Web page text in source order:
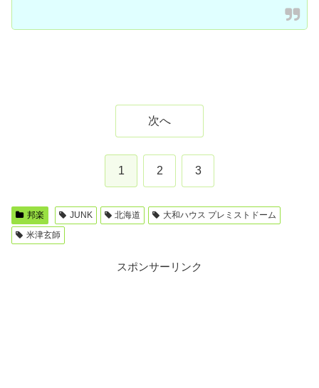
次へ
1 2 3
邦楽 JUNK 北海道
大和ハウス プレミストドーム
米津玄師
スポンサーリンク